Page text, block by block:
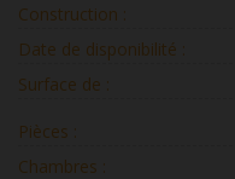
Construction :
Date de disponibilité :
Surface de :
Pièces :
Chambres :